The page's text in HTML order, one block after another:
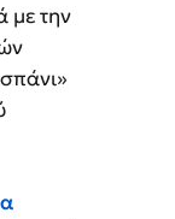
με την